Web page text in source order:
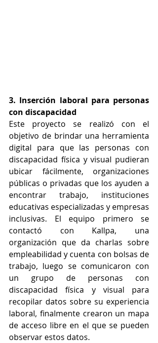
3. Inserción laboral para personas
con discapacidad
Este proyecto se realizó con el
objetivo de brindar una herramienta
digital para que las personas con
discapacidad física y visual pudieran
ubicar fácilmente, organizaciones
públicas o privadas que los ayuden a
encontrar trabajo, instituciones
educativas especializadas y empresas
inclusivas. El equipo primero se
contactó con Kallpa, una
organización que da charlas sobre
empleabilidad y cuenta con bolsas de
trabajo, luego se comunicaron con
un grupo de personas con
discapacidad física y visual para
recopilar datos sobre su experiencia
laboral, finalmente crearon un mapa
de acceso libre en el que se pueden
observar estos datos.